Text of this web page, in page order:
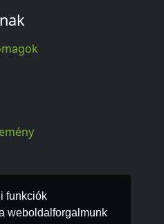
funkciók
weboldalforgalmunk